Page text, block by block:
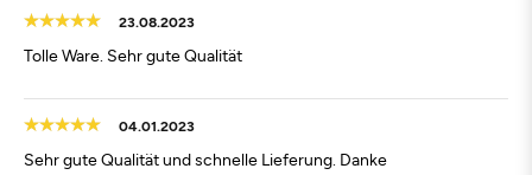
23.08.2023
Tolle Ware. Sehr gute Qualität
04.01.2023
Sehr gute Qualität und schnelle Lieferung. Danke